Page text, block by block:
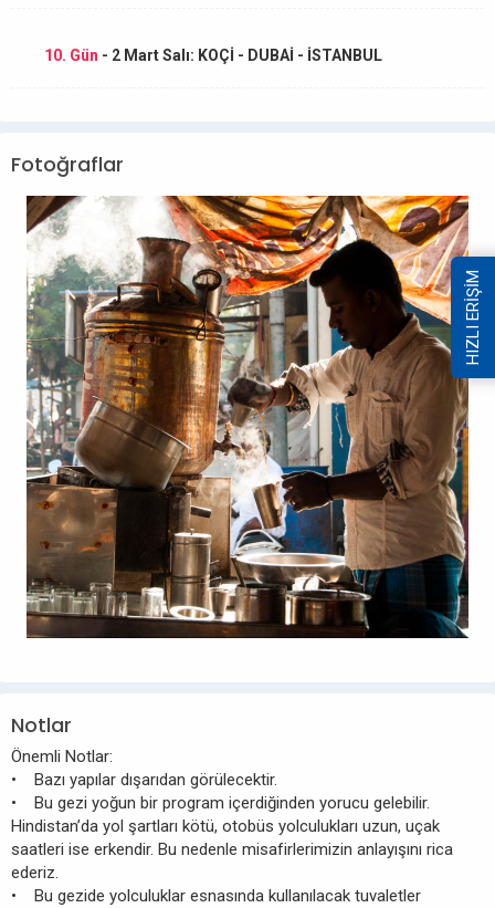
10. Gün - 2 Mart Salı: KOÇİ - DUBAİ - İSTANBUL
Fotoğraflar
Notlar
Önemli Notlar:
• Bazı yapılar dışarıdan görülecektir.
• Bu gezi yoğun bir program içerdiğinden yorucu gelebilir.
Hindistan’da yol şartları kötü, otobüs yolculukları uzun, uçak
saatleri ise erkendir. Bu nedenle misafirlerimizin anlayışını rica
ederiz.
• Bu gezide yolculuklar esnasında kullanılacak tuvaletler
HIZLI ERİŞİM